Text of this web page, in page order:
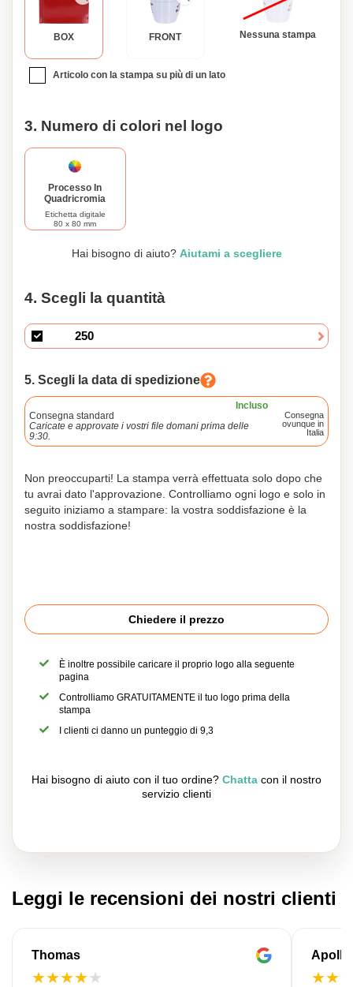
personale e sentiment. Preparati a festeggiare le vacanze
con stile con la nostra tazza di ceramica con cucchiaio
questa stagione festiva ancora più memorabile per te o per
qualcuno di speciale.
BOX FRONT Nessuna stampa
Articolo con la stampa su più di un lato
3. Numero di colori nel logo
Processo In
Quadricromia
Etichetta digitale
80 x 80 mm
Hai bisogno di aiuto? Aiutami a scegliere
4. Scegli la quantità
5. Scegli la data di spedizione
Incluso
Consegna standard
Caricate e approvate i vostri file domani prima delle
9:30.
Consegna
ovunque in
Italia
Non preoccuparti! La stampa verrà effettuata solo dopo che
tu avrai dato l'approvazione. Controlliamo ogni logo e solo in
seguito iniziamo a stampare: la vostra soddisfazione è la
nostra soddisfazione!
Chiedere il prezzo
È inoltre possibile caricare il proprio logo alla seguente
pagina
Controlliamo GRATUITAMENTE il tuo logo prima della
stampa
I clienti ci danno un punteggio di 9,3
Hai bisogno di aiuto con il tuo ordine? Chatta con il nostro
servizio clienti
Leggi le recensioni dei nostri clienti
Thomas
★★★★★ ★★